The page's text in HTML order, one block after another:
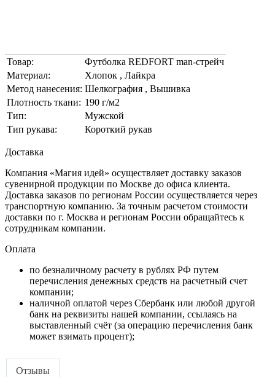
Товар:
Футболка REDFORT man-стрейч
Материал:
Хлопок , Лайкра
Метод нанесения: Шелкография , Вышивка
Плотность ткани: 190 г/м2
Тип:
Мужской
Тип рукава:
Короткий рукав
Доставка
Компания «Магия идей» осуществляет доставку заказов
сувенирной продукции по Москве до офиса клиента.
Доставка заказов по регионам России осуществляется через
транспортную компанию. За точным расчетом стоимости
доставки по г. Москва и регионам России обращайтесь к
сотрудникам компании.
Оплата
по безналичному расчету в рублях РФ путем
перечисления денежных средств на расчетный счет
компании;
наличной оплатой через Сбербанк или любой другой
банк на реквизиты нашей компании, ссылаясь на
выставленный счёт (за операцию перечисления банк
может взимать процент);
Отзывы